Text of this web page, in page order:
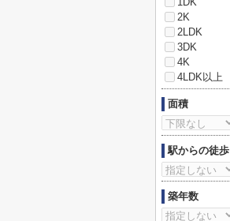
2K
2LDK
3DK
4K
4LDK以上
面積
駅からの徒歩
築年数